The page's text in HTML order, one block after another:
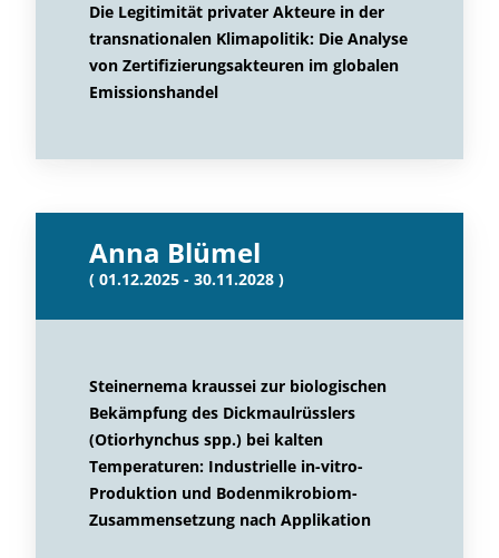
Die Legitimität privater Akteure in der
transnationalen Klimapolitik: Die Analyse
von Zertifizierungsakteuren im globalen
Emissionshandel
Anna Blümel
( 01.12.2025 - 30.11.2028 )
Steinernema kraussei zur biologischen
Bekämpfung des Dickmaulrüsslers
(Otiorhynchus spp.) bei kalten
Temperaturen: Industrielle in-vitro-
Produktion und Bodenmikrobiom-
Zusammensetzung nach Applikation